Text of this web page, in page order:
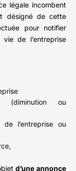
légale incombent
désigné de cette
pour notifier
de l’entreprise
(diminution ou
de l’entreprise ou
d’une annonce